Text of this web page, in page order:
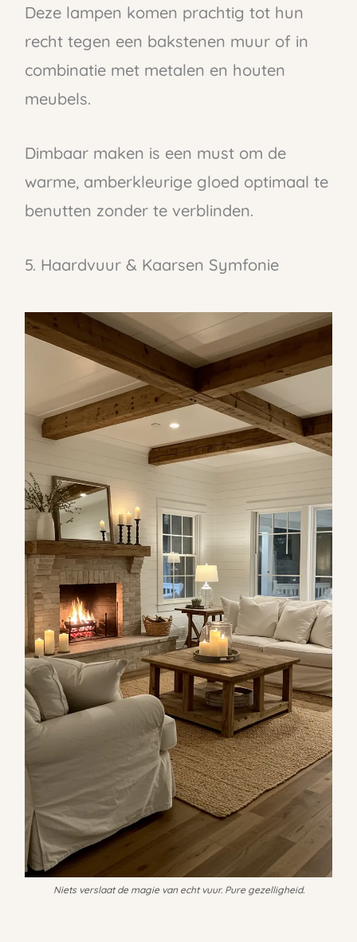
Deze lampen komen prachtig tot hun
recht tegen een bakstenen muur of in
combinatie met metalen en houten
meubels.
Dimbaar maken is een must om de
warme, amberkleurige gloed optimaal te
benutten zonder te verblinden.
5. Haardvuur & Kaarsen Symfonie
Niets verslaat de magie van echt vuur. Pure gezelligheid.